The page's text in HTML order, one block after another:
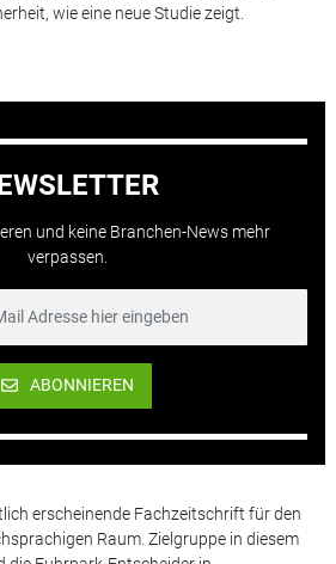
wie eine neue Studie zeigt.
und keine Branchen-News mehr
verpassen.
ABONNIEREN
erscheinende Fachzeitschrift für den
Raum. Zielgruppe in diesem